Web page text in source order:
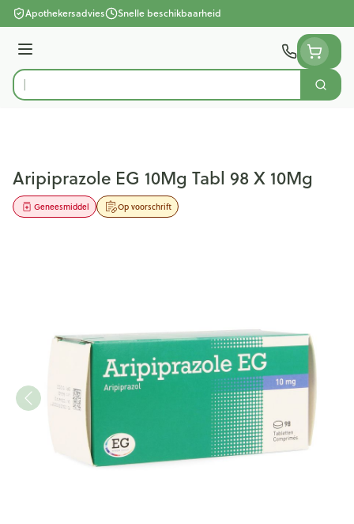
Ga naar de inhoud
Apothekersadvies Snelle beschikbaarheid
Menu
Product, merk, categorie...
Zoek
Aripiprazole EG 10Mg Tabl 98 X 10Mg
Op voorschrift
Geneesmiddel